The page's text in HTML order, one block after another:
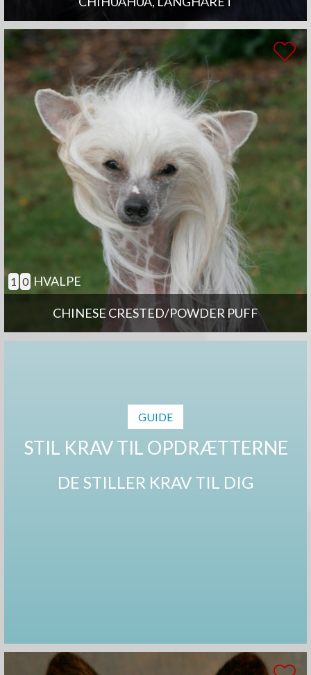
CHINESE CRESTED/POWDER PUFF
1 0 HVALPE
GUIDE
STIL KRAV TIL OPDRÆTTERNE
DE STILLER KRAV TIL DIG